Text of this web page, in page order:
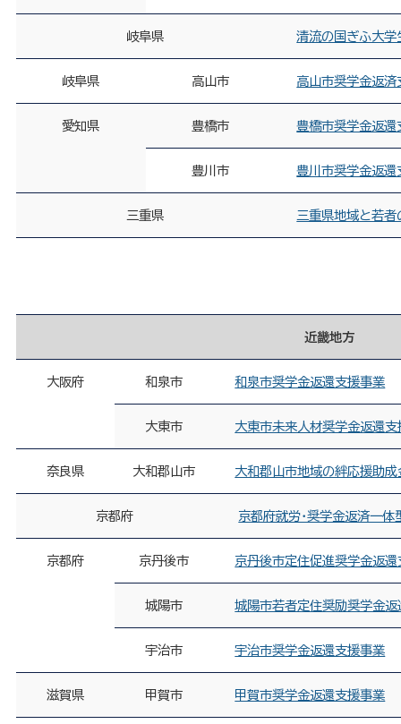
岐阜県 清流の国ぎふ大学
岐阜県 高山市 高山市奨学金返
愛知県 豊橋市 豊橋市奨学金返還
豊川市 豊川市奨学金返還
三重県 三重県地域と若者
近畿地方
大阪府 和泉市 和泉市奨学金返還支援事業
大東市 大東市未来人材奨学金返還支
奈良県 大和郡山市 大和郡山市地域の絆応援助成
京都府 京都府就労・奨学金返済一体
京都府 京丹後市 京丹後市定住促進奨学金返
城陽市 城陽市若者定住奨励奨学金
宇治市 宇治市奨学金返還支援事業
滋賀県 甲賀市 甲賀市奨学金返還支援事業